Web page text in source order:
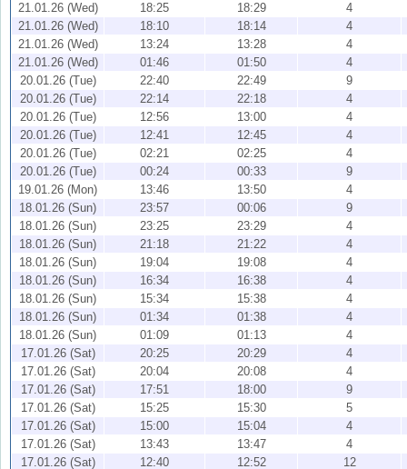
21.01.26 (Wed)
18:25 18:29
4
21.01.26 (Wed)
18:10 18:14
4
21.01.26 (Wed)
13:24 13:28
4
21.01.26 (Wed)
01:46 01:50
4
20.01.26 (Tue)
22:40 22:49
9
20.01.26 (Tue)
22:14 22:18
4
20.01.26 (Tue)
12:56 13:00
4
20.01.26 (Tue)
12:41 12:45
4
20.01.26 (Tue)
02:21 02:25
4
20.01.26 (Tue)
00:24 00:33
9
19.01.26 (Mon)
13:46 13:50
4
18.01.26 (Sun)
23:57 00:06
9
18.01.26 (Sun)
23:25 23:29
4
18.01.26 (Sun)
21:18 21:22
4
18.01.26 (Sun)
19:04 19:08
4
18.01.26 (Sun)
16:34 16:38
4
18.01.26 (Sun)
15:34 15:38
4
18.01.26 (Sun)
01:34 01:38
4
18.01.26 (Sun)
01:09 01:13
4
17.01.26 (Sat)
20:25 20:29
4
17.01.26 (Sat)
20:04 20:08
4
17.01.26 (Sat)
17:51 18:00
9
17.01.26 (Sat)
15:25 15:30
5
17.01.26 (Sat)
15:00 15:04
4
17.01.26 (Sat)
13:43 13:47
4
17.01.26 (Sat)
12:40 12:52 12